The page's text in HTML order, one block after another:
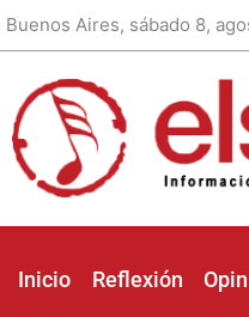
Buenos Aires, sábado 8,
Inicio Reflexión